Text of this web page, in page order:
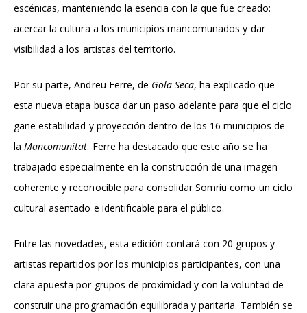
escénicas, manteniendo la esencia con la que fue creado:
acercar la cultura a los municipios mancomunados y dar
visibilidad a los artistas del territorio.
Por su parte, Andreu Ferre, de Gola Seca, ha explicado que
esta nueva etapa busca dar un paso adelante para que el ciclo
gane estabilidad y proyección dentro de los 16 municipios de
laMancomunitat. Ferre ha destacado que este año se ha
trabajado especialmente en la construcción de una imagen
coherente y reconocible para consolidar Somriu como un ciclo
cultural asentado e identificable para el público.
Entre las novedades, esta edición contará con 20 grupos y
artistas repartidos por los municipios participantes, con una
clara apuesta por grupos de proximidad y con la voluntad de
construir una programación equilibrada y paritaria. También se